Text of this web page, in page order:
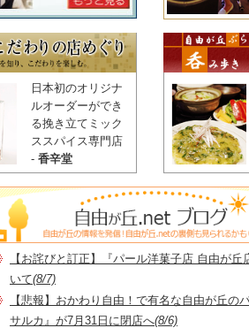
日本初のオリジナ
ルオーダーができ
る挽き立てミック
ススパイス専門店
- 香辛堂
【お詫びと訂正】『パール洋菓子店 自由が
いて(8/7)
【悲報】おかわり自由！で有名な自由が丘の
サルカ』が7月31日に閉店へ(8/6)